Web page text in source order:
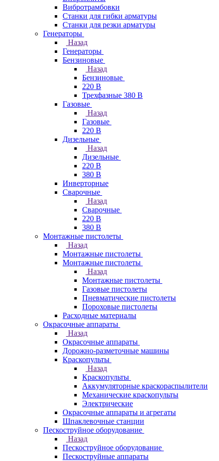
Вибротрамбовки
Станки для гибки арматуры
Станки для резки арматуры
Генераторы
Назад
Генераторы
Бензиновые
Назад
Бензиновые
220 В
Трехфазные 380 В
Газовые
Назад
Газовые
220 В
Дизельные
Назад
Дизельные
220 В
380 В
Инверторные
Сварочные
Назад
Сварочные
220 В
380 В
Монтажные пистолеты
Назад
Монтажные пистолеты
Монтажные пистолеты
Назад
Монтажные пистолеты
Газовые пистолеты
Пневматические пистолеты
Пороховые пистолеты
Расходные материалы
Окрасочные аппараты
Назад
Окрасочные аппараты
Дорожно-разметочные машины
Краскопульты
Назад
Краскопульты
Аккумуляторные краскораспылители
Механические краскопульты
Электрические
Окрасочные аппараты и агрегаты
Шпаклевочные станции
Пескоструйное оборудование
Назад
Пескоструйное оборудование
Пескоструйные аппараты